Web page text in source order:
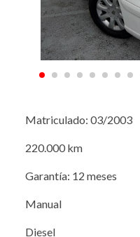
Matriculado: 03/2003
220.000 km
Garantía: 12 meses
Manual
Diesel